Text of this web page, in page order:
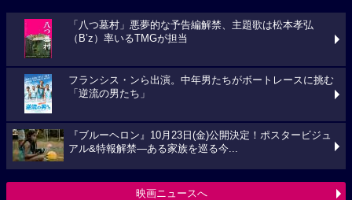
「八つ墓村」悪夢的な予告編解禁、主題歌は松本孝弘
（B’z）率いるTMGが担当
フランシス・ンら出演。中年男たちがボートレースに挑む
「逆流の男たち」
『ブルーヘロン』10月23日(金)公開決定！ポスタービジュ
アル&特報解禁―ある家族を巡る今...
映画ニュースへ